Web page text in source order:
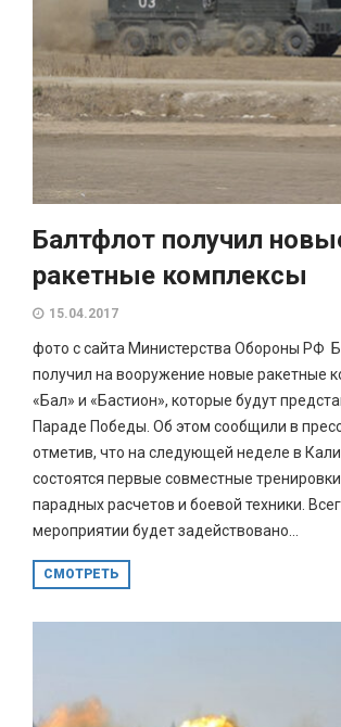
Балтфлот получил
ракетные комплексы
15.04.2017
фото с сайта Министерства Обороны РФ
получил на вооружение новые ракетные
«Бал» и «Бастион», которые будут
Параде Победы. Об этом сообщили в
отметив, что на следующей неделе в
состоятся первые совместные
парадных расчетов и боевой техники.
мероприятии будет задействовано...
СМОТРЕТЬ